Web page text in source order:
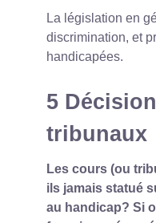
La législation en
discrimination, et
handicapées.
5
tribunaux
Les cours (ou
ils jamais statué
au handicap? Si